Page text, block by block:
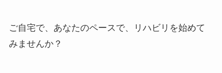
ご自宅で、あなたのペースで、リハビリを始めて
みませんか？